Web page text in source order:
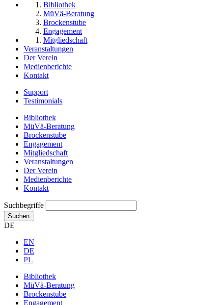
Bibliothek
MüVä-Beratung
Brockenstube
Engagement
Mitgliedschaft
Veranstaltungen
Der Verein
Medienberichte
Kontakt
Support
Testimonials
Bibliothek
MüVä-Beratung
Brockenstube
Engagement
Mitgliedschaft
Veranstaltungen
Der Verein
Medienberichte
Kontakt
Suchbegriffe
Suchen
DE
EN
DE
PL
Bibliothek
MüVä-Beratung
Brockenstube
Engagement